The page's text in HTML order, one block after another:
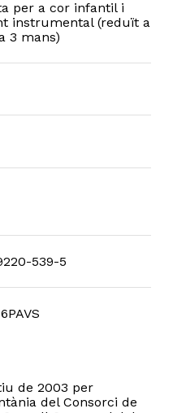
per a cor infantil i
instrumental (reduït a
3 mans)
539-5
de 2003 per
del Consorci de